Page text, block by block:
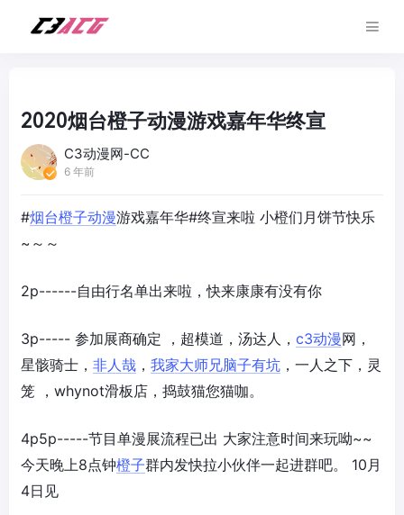
2020烟台橙子动漫游戏嘉年华终宣
C3动漫网-CC
6 年前
#烟台橙子动漫游戏嘉年华#终宣来啦 小橙们月饼节快乐
~～～
2p------自由行名单出来啦，快来康康有没有你
3p----- 参加展商确定 ，超模道，汤达人， c3动漫网，
星骸骑士， 非人哉 ， 我家大师兄脑子有坑 ，一人之下，灵
笼 ，whynot滑板店，捣鼓猫您猫咖。
4p5p-----节目单漫展流程已出 大家注意时间来玩呦~~
今天晚上8点钟橙子群内发快拉小伙伴一起进群吧。 10月
4日见